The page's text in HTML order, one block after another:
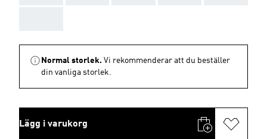
Normal storlek. Vi rekommenderar att du beställer
din vanliga storlek.
Lägg i varukorg